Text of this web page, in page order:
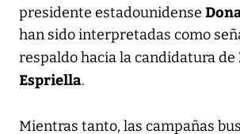
presidente estadounidense
han sido interpretadas como
respaldo hacia la candidatura de
Espriella.
Mientras tanto, las campañas